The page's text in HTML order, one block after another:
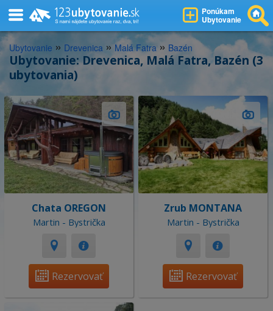
Ponúkam
Ubytovanie
Ubytovanie » Drevenica » Malá Fatra » Bazén
Ubytovanie: Drevenica, Malá Fatra, Bazén (3
ubytovania)
Chata OREGON
Martin - Bystrička
Rezervovať
Zrub MONTANA
Martin - Bystrička
Rezervovať